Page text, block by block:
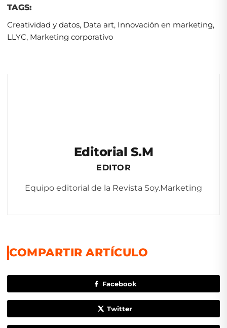
TAGS:
Creatividad y datos, Data art, Innovación en marketing,
LLYC, Marketing corporativo
Editorial S.M
EDITOR
Equipo editorial de la Revista Soy.Marketing
COMPARTIR ARTÍCULO
Facebook
Twitter